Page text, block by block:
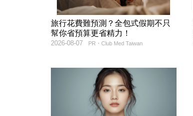
旅行花費難預測？全包式假期不只
幫你省預算更省精力！
PR・Club Med Taiwan
2026-08-07